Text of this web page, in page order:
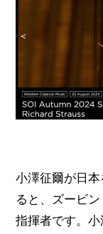
小澤征爾が日
ると、ズービ
指揮者です。